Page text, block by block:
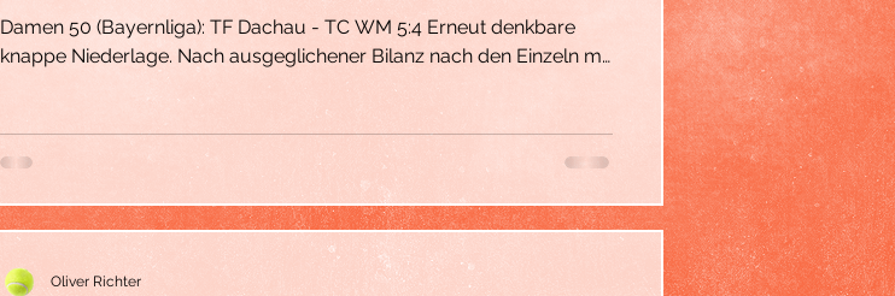
Damen 50 (Bayernliga): TF Dachau - TC WM 5:4 Erneut denkbare
knappe Niederlage. Nach ausgeglichener Bilanz nach den Einzeln mit
Oliver Richter